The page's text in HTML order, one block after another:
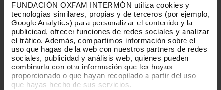
FUNDACIÓN OXFAM INTERMÓN utiliza cookies y
tecnologías similares, propias y de terceros (por ejemplo,
Google Analytics) para personalizar el contenido y la
publicidad, ofrecer funciones de redes sociales y analizar
el tráfico. Además, compartimos información sobre el
uso que hagas de la web con nuestros partners de redes
sociales, publicidad y análisis web, quienes pueden
combinarla con otra información que les hayas
proporcionado o que hayan recopilado a partir del uso
que hayas hecho de sus servicios.
FECHA
Del 21 de septiembre al 31 de octubre de 2020
Lunes a viernes de 9:30 a 20:30
Sábados de 9:30 A 13:30